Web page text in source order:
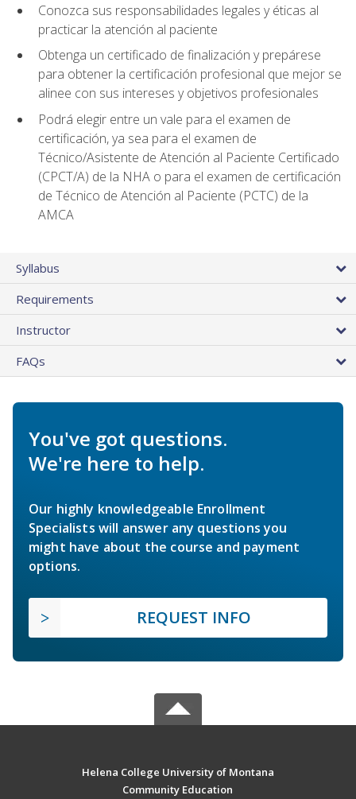
Conozca sus responsabilidades legales y éticas al
practicar la atención al paciente
Obtenga un certificado de finalización y prepárese
para obtener la certificación profesional que mejor se
alinee con sus intereses y objetivos profesionales
Podrá elegir entre un vale para el examen de
certificación, ya sea para el examen de
Técnico/Asistente de Atención al Paciente Certificado
(CPCT/A) de la NHA o para el examen de certificación
de Técnico de Atención al Paciente (PCTC) de la
AMCA
Syllabus
Requirements
Instructor
FAQs
You've got questions.
We're here to help.
Our highly knowledgeable Enrollment
Specialists will answer any questions you
might have about the course and payment
options.
REQUEST INFO
Helena College University of Montana
Community Education